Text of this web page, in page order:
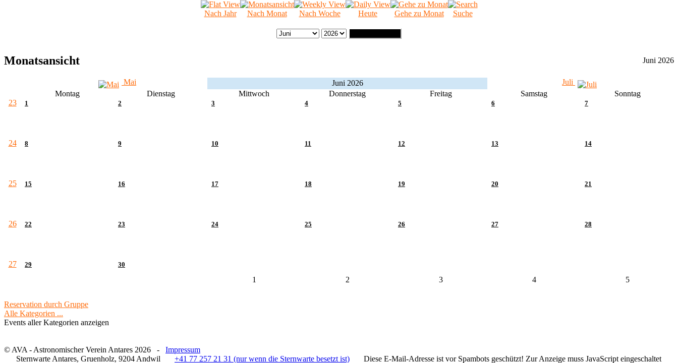
Nach Jahr Nach Monat Nach Woche Heute Gehe zu Monat Suche
Monatsansicht Juni 2026
Mai Juni 2026
Juli
Montag
Dienstag Mittwoch Donnerstag Freitag Samstag
Sonntag
23
1 2 3 4 5 6 7
24 8 9 10 11 12 13 14
25 15 16 17 18 19 20 21
26 22 23 24 25 26 27 28
27 29 30
1 2 3 4 5
Reservation durch Gruppe
Alle Kategorien ...
Events aller Kategorien anzeigen
© AVA - Astronomischer Verein Antares 2026 - Impressum
Sternwarte Antares, Gruenholz, 9204 Andwil
+41 77 257 21 31 (nur wenn die Sternwarte besetzt ist) Diese E-Mail-Adresse ist vor Spambots geschützt! Zur Anzeige muss JavaScript eingeschaltet